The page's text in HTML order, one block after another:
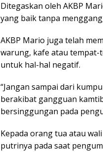
Ditegaskan oleh AKBP
yang baik tanpa
AKBP Mario juga telah
warung, kafe atau
untuk hal-hal negatif.
“Jangan sampai dari
berakibat gangguan
bersinggungan pada
Kepada orang tua atau
putrinya pada saat